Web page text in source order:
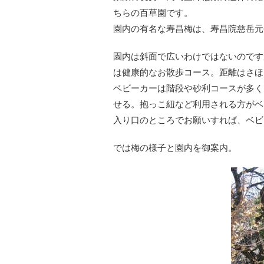
ちらの百草園です。
園内の有名な寿昌梅は、寿昌院慈岳
園内は斜面で広いわけではないので
は健康的なお散歩コース。距離はさ
ベビーカーは階段や砂利コースが多
せる。抱っこ紐など利用される方が
入り口のところでお願いすれば、ベ
では梅の様子と園内を御案内。